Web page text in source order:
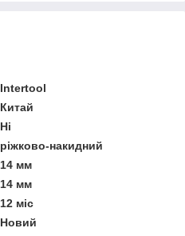
Intertool
Китай
Ні
ріжково-накидний
14 мм
14 мм
12 міс
Новий